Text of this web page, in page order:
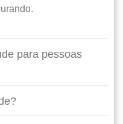
para pessoas